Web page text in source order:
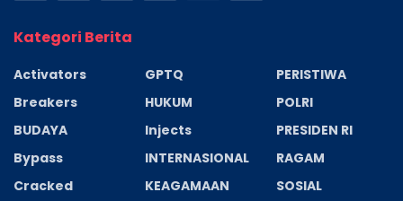
Kategori Berita
Activators
Breakers
BUDAYA
Bypass
Cracked
GPTQ
HUKUM
Injects
INTERNASIONAL
KEAGAMAAN
PERISTIWA
POLRI
PRESIDEN RI
RAGAM
SOSIAL